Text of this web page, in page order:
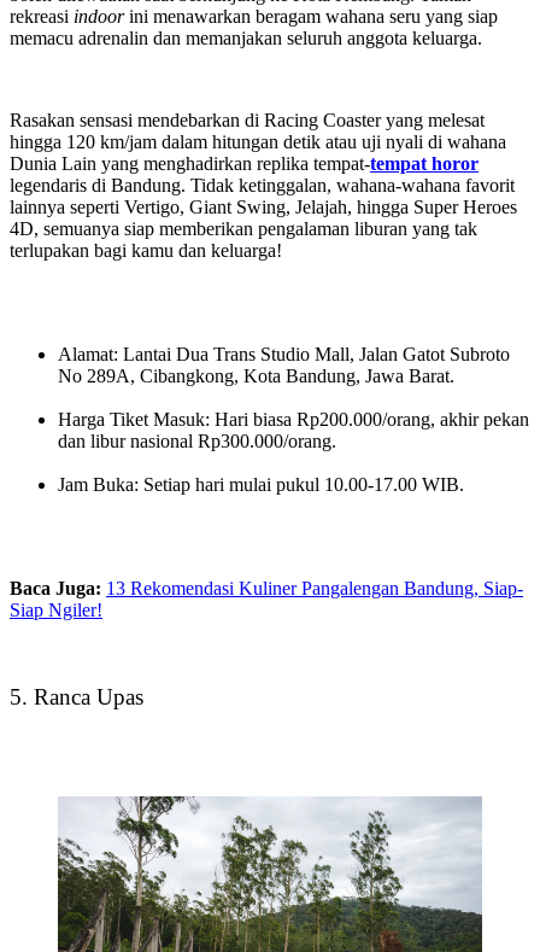
rekreasi indoorini menawarkan beragam wahana seru yang siap
memacu adrenalin dan memanjakan seluruh anggota keluarga.
Rasakan sensasi mendebarkan di Racing Coaster yang melesat
hingga 120 km/jam dalam hitungan detik atau uji nyali di wahana
Dunia Lain yang menghadirkan replika tempat-tempat horor
legendaris di Bandung. Tidak ketinggalan, wahana-wahana favorit
lainnya seperti Vertigo, Giant Swing, Jelajah, hingga Super Heroes
4D, semuanya siap memberikan pengalaman liburan yang tak
terlupakan bagi kamu dan keluarga!
Alamat: Lantai Dua Trans Studio Mall, Jalan Gatot Subroto
No 289A, Cibangkong, Kota Bandung, Jawa Barat.
Harga Tiket Masuk: Hari biasa Rp200.000/orang, akhir pekan
dan libur nasional Rp300.000/orang.
Jam Buka: Setiap hari mulai pukul 10.00-17.00 WIB.
Baca Juga: 13 Rekomendasi Kuliner Pangalengan Bandung, Siap-
Siap Ngiler!
5. Ranca Upas